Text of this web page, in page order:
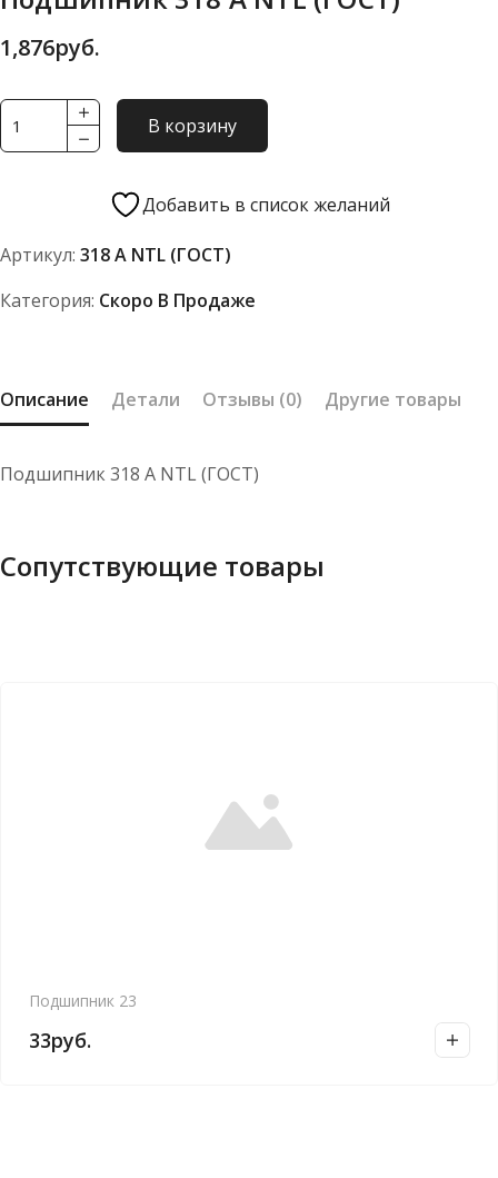
1,876руб.
Количество
товара
NTL
В корзину
Добавить в список желаний
Артикул: 318 А NTL (ГОСТ)
Категория: Скоро В Продаже
Описание Детали Отзывы (0) Другие товары
Подшипник 318 А NTL (ГОСТ)
Сопутствующие товары
Подшипник 23
33руб.